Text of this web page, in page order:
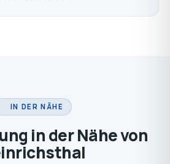
IN DER NÄHE
in der Nähe von